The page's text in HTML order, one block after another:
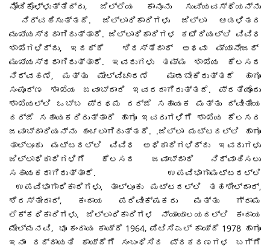
ನೋಡಿಕೊಳ್ಳುತ್ತಿದ್ದು, ಜಿಲ್ಲೆಯ ಕಾನೂನು ಸುವ್ಯವಸ್ಥೆಯನ್ನು
ನಿರ್ವಹಿಸುತ್ತದೆ. ಜಿಲ್ಲಾಧಿಕಾರಿಗಳು ಜಿಲ್ಲಾ ಆಡಳಿತದ
ಮುಖ್ಯಸ್ಥರಾಗಿರುತ್ತಾರೆ. ಜಿಲ್ಲಾಧಿಕಾರಿಗಳ ಕಛೆರಿಯಲ್ಲಿ ವಿವಿಧ
ಶಾಖೆಗಳಿದ್ದು, ಇದಕ್ಕೆ ಶಿರಸ್ತೆದಾರ್ ಅಥವಾ ಮ್ಯಾನೇಜರ್
ಮುಖ್ಯಸ್ಥರಾಗಿರುತ್ತಾರೆ. ಇವರುಗಳು ತಮ್ಮ ಶಾಖೆಯ ಕೆಲಸದ
ನಿರ್ವಹಣೆ, ಮತ್ತು ಮೇಲ್ವಿಚಾರಣೆ ಮಾಡಬೇಕಿರುತ್ತದೆ ಹಾಗೂ
ಸಂಪೂರ್ಣ ಶಾಖೆಯ ಜವಾಬ್ದಾರಿ ಇವರದಾಗಿರುತ್ತದೆ. ಪ್ರತಿಯೊಂದು
ಶಾಖೆಯಲ್ಲಿ ಒಬ್ಬ ಪ್ರಥಮ ದರ್ಜೆ ಸಹಾಯಕ ಮತ್ತು ದ್ವೀತೀಯ
ದರ್ಜೆ ಸಹಾಯಕರಿರುತ್ತಾರೆ ಹಾಗೂ ಇವರುಗಳಿಗೆ ಶಾಖೆಯ ಕೆಲಸದ
ಜವಾಬ್ದಾರಿಯನ್ನು ಹಂಚಲಾಗಿರುತ್ತದೆ. .ಜಿಲ್ಲಾ ಮಟ್ಟದಲ್ಲಿ ಹಾಗೂ
ತಾಲ್ಲೂಕು ಮಟ್ಟದಲ್ಲಿ ವಿವಿಧ ಅಧಿಕಾರಿಗಳಿದ್ದು ಇವರುಗಳು
ಜಿಲ್ಲಾಧಿಕಾರಿಗಳಿಗೆ ಕೆಲಸದ ಜವಾಬ್ದಾರಿ ನಿರ್ವಾಹಿಸಲು
ಸಹಾಯಕರಾಗಿರುತ್ತಾರೆ. ಉಪವಿಭಾಗಾಮಟ್ಟದಲ್ಲಿ
ಉಪವಿಭಾಗಾಧಿಕಾರಿಗಳು, ತಾಲ್ಲೂಕು ಮಟ್ಟದಲ್ಲಿ ತಹಶೀಲ್ದಾರ್,
ಶಿರಸ್ತೇದಾರ್, ಕಂದಾಯ ಪರಿವೀಕ್ಷಕರು ಮತ್ತು ಗ್ರಾಮ
ಲೆಕ್ಕಧಿಕಾರಿಗಳು. ಜಿಲ್ಲಾಧಿಕಾರಿಗಳ ನ್ಯಾಯಾಲಯದಲ್ಲಿ ಕಂದಾಯ
ಮೇಲ್ಮನವಿ, ಭೂ ಕಂದಾಯ ಕಾಯ್ದೆ 1964, ಪಿಟಿಸಿಎಲ್ ಕಾಯ್ದೆ 1978 ಹಾಗೂ
ಇನಾಂ ರದ್ದಾಯತಿ ಕಾಯ್ದೆಗೆ ಸಂಬಂಧಿಸಿದ ಪ್ರಕರಣಗಳ ಬಗ್ಗೆ